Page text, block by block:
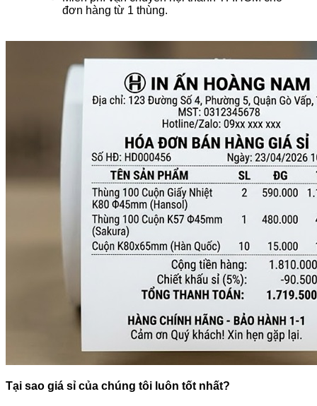
đơn hàng từ 1 thùng.
Tại sao giá sỉ của chúng tôi luôn tốt nhất?